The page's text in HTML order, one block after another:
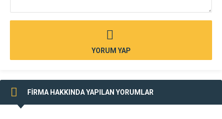
YORUM YAP
FİRMA HAKKINDA YAPILAN YORUMLAR